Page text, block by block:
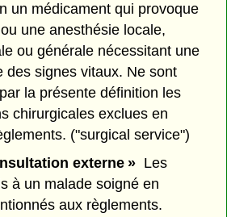
un médicament qui provoque
une anesthésie locale,
ou générale nécessitant une
des signes vitaux. Ne sont
la présente définition les
chirurgicales exclues en
("surgical service")
externe »Les
à un malade soigné en
aux règlements.